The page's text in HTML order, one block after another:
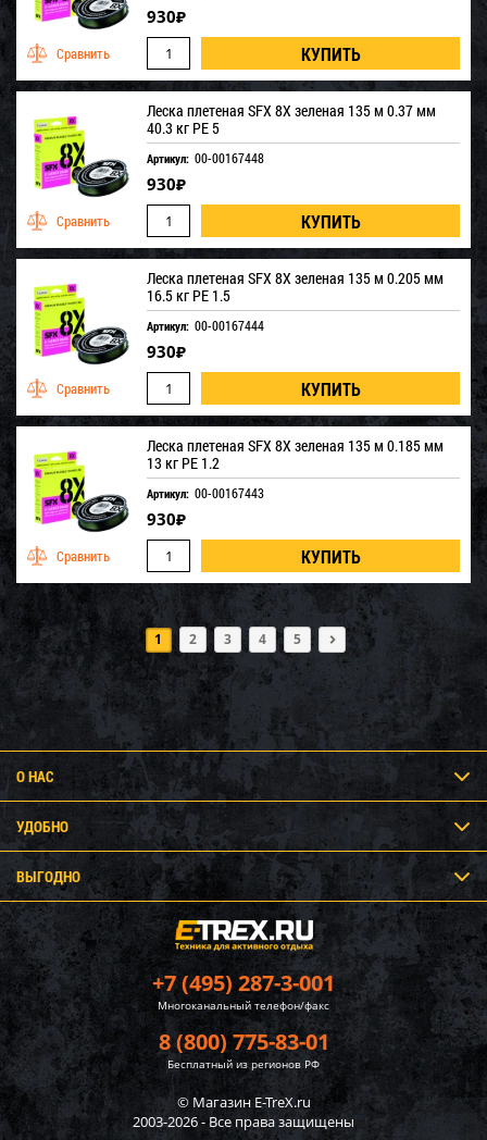
930₽
Леска плетеная SFX 8X зеленая 135 м 0.37 мм
40.3 кг PE 5
Артикул: 00-00167448
930₽
Леска плетеная SFX 8X зеленая 135 м 0.205 мм
16.5 кг PE 1.5
Артикул: 00-00167444
930₽
Леска плетеная SFX 8X зеленая 135 м 0.185 мм
13 кг PE 1.2
Артикул: 00-00167443
930₽
1 2 3 4 5
+7 (495) 287-3-001
Многоканальный телефон/факс
8 (800) 775-83-01
Бесплатный из регионов РФ
© Магазин E-TreX.ru
2003-2026 - Все права защищены
О НАС
УДОБНО
ВЫГОДНО